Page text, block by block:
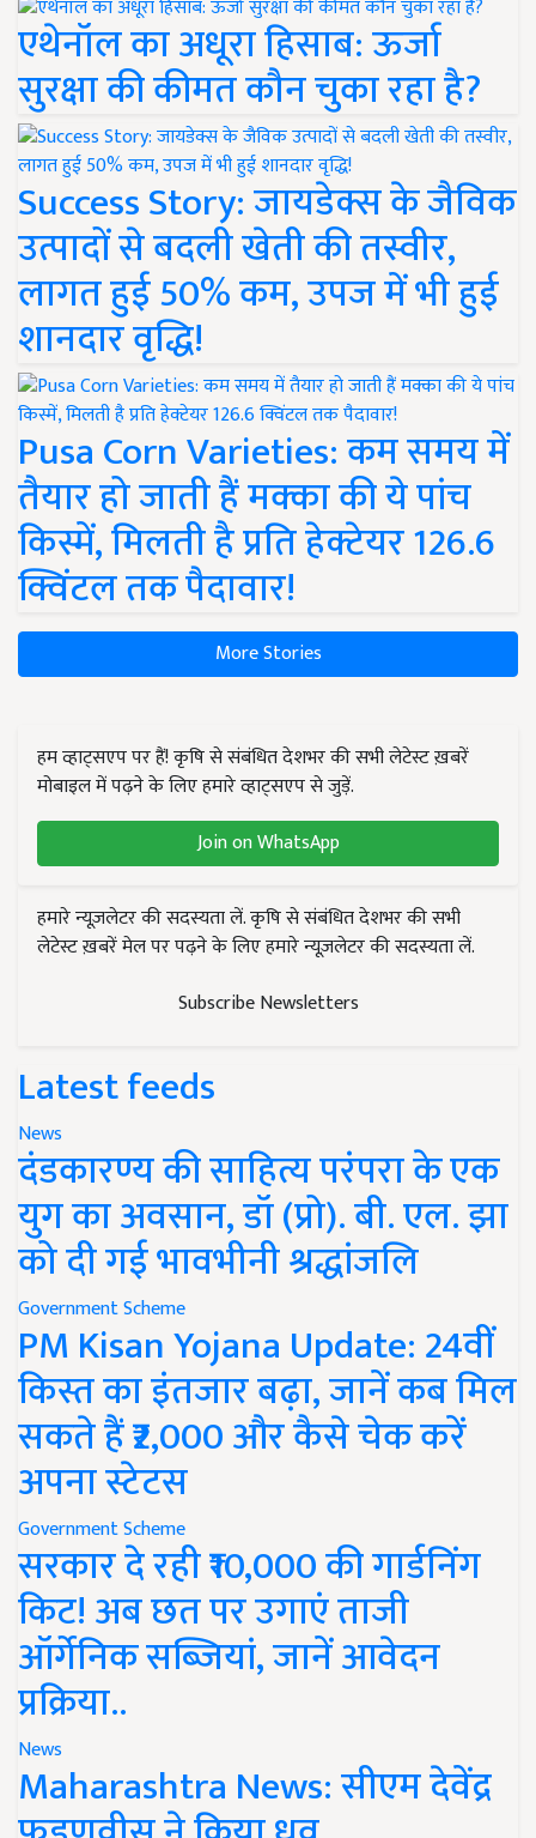
एथेनॉल का अधूरा हिसाब: ऊर्जा
सुरक्षा की कीमत कौन चुका रहा है?
Success Story: जायडेक्स के जैविक
उत्पादों से बदली खेती की तस्वीर,
लागत हुई 50% कम, उपज में भी हुई
शानदार वृद्धि!
Pusa Corn Varieties: कम समय में
तैयार हो जाती हैं मक्का की ये पांच
किस्में, मिलती है प्रति हेक्टेयर 126.6
क्विंटल तक पैदावार!
More Stories
हम व्हाट्सएप पर हैं! कृषि से संबंधित देशभर की सभी लेटेस्ट ख़बरें
मोबाइल में पढ़ने के लिए हमारे व्हाट्सएप से जुड़ें.
Join on WhatsApp
हमारे न्यूज़लेटर की सदस्यता लें. कृषि से संबंधित देशभर की सभी
लेटेस्ट ख़बरें मेल पर पढ़ने के लिए हमारे न्यूज़लेटर की सदस्यता लें.
Subscribe Newsletters
Latest feeds
News
दंडकारण्य की साहित्य परंपरा के एक
युग का अवसान, डॉ (प्रो). बी. एल. झा
को दी गई भावभीनी श्रद्धांजलि
Government Scheme
PM Kisan Yojana Update: 24वीं
किस्त का इंतजार बढ़ा, जानें कब मिल
सकते हैं ₹2,000 और कैसे चेक करें
अपना स्टेटस
Government Scheme
सरकार दे रही ₹10,000 की गार्डनिंग
किट! अब छत पर उगाएं ताजी
ऑर्गेनिक सब्जियां, जानें आवेदन
प्रक्रिया..
News
Maharashtra News: सीएम देवेंद्र